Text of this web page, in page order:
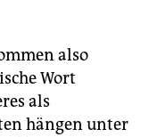
also
Wort
als
hängen unter